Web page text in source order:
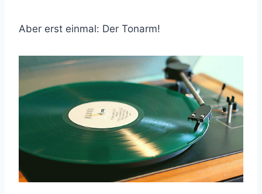
Aber erst einmal: Der Tonarm!